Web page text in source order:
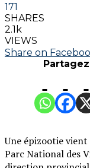
171
SHARES
2.1k
VIEWS
Share on
Une épizootie vient
Parc National des